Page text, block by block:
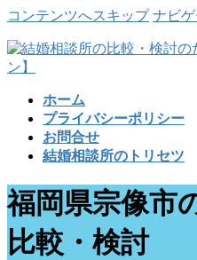
コンテンツへスキップ ナビ
ホーム
プライバシーポリシー
お問合せ
結婚相談所のトリセツ
福岡県宗像市
比較・検討